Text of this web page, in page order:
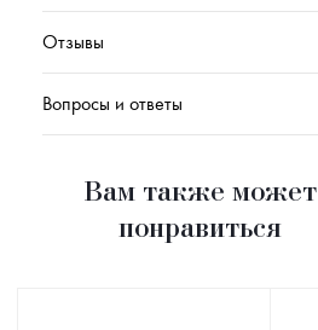
Отзывы
Вопросы и ответы
Вам также может
понравиться